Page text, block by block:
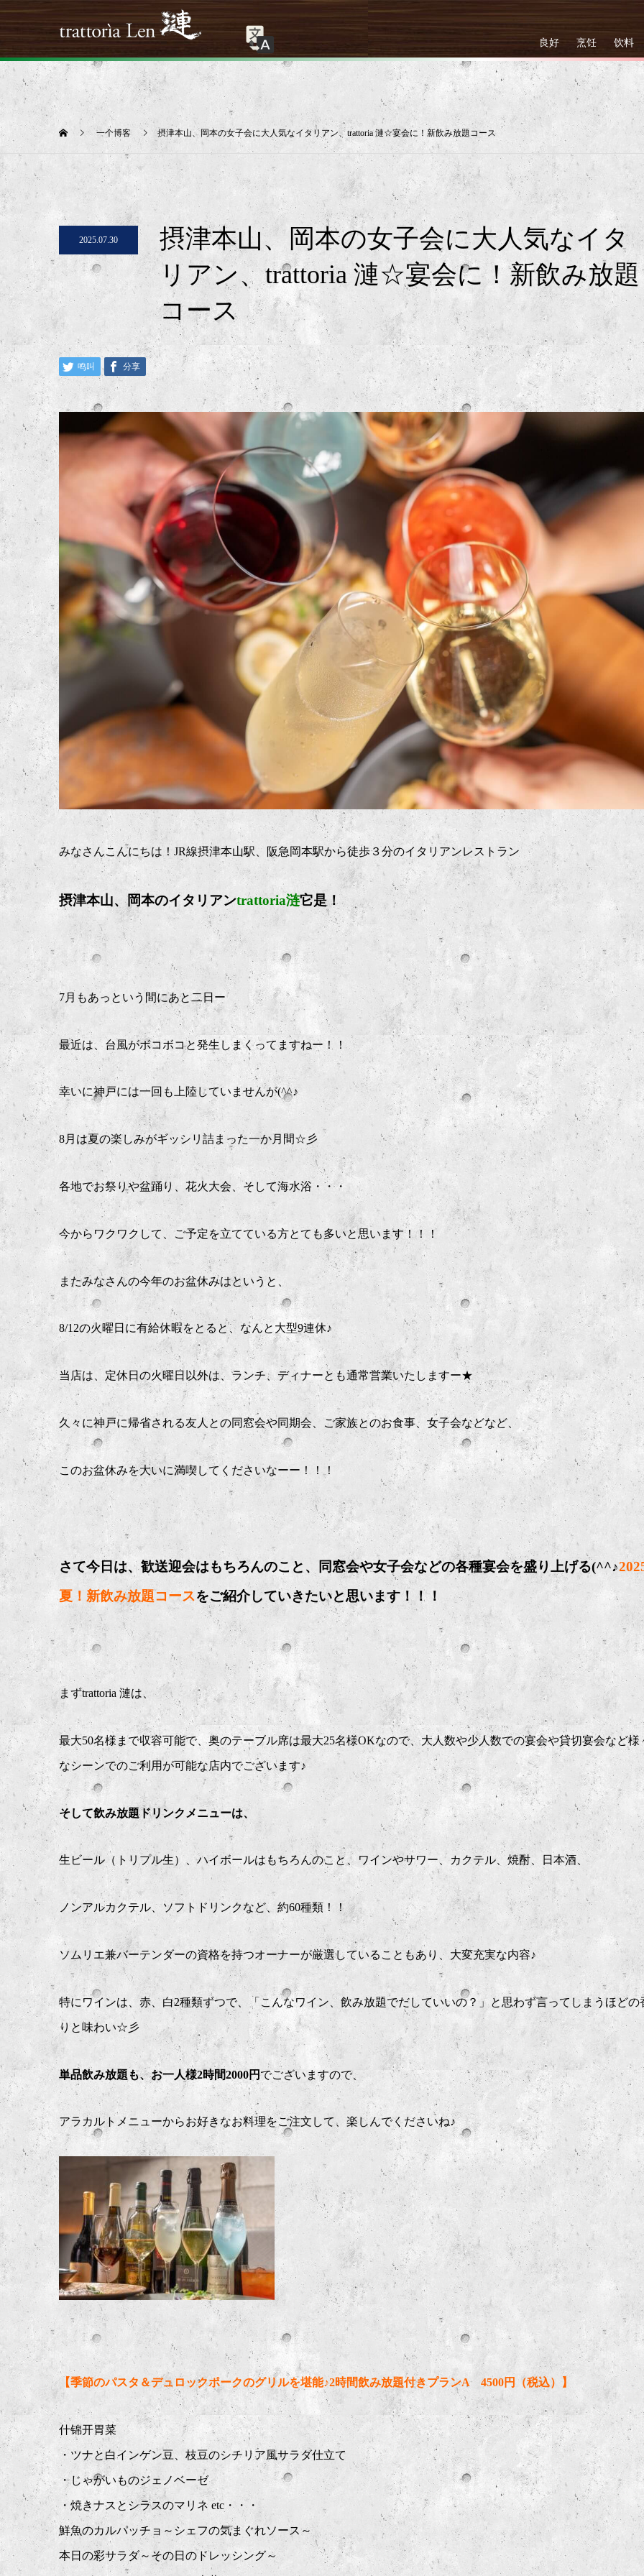
良好 烹饪 饮料
一个博客 摂津本山、岡本の女子会に大人気なイタリアン、trattoria 漣☆宴会に！新飲み放題コース
2025.07.30
摂津本山、岡本の女子会に大人気なイタ
リアン、trattoria 漣☆宴会に！新飲み放題
コース
鸣叫 分享
みなさんこんにちは！JR線摂津本山駅、阪急岡本駅から徒歩３分のイタリアンレストラン
摂津本山、岡本のイタリアンtrattoria涟它是！
7月もあっという間にあと二日ー
最近は、台風がボコボコと発生しまくってますねー！！
幸いに神戸には一回も上陸していませんが(^^♪
8月は夏の楽しみがギッシリ詰まった一か月間☆彡
各地でお祭りや盆踊り、花火大会、そして海水浴・・・
今からワクワクして、ご予定を立てている方とても多いと思います！！！
またみなさんの今年のお盆休みはというと、
8/12の火曜日に有給休暇をとると、なんと大型9連休♪
当店は、定休日の火曜日以外は、ランチ、ディナーとも通常営業いたしますー★
久々に神戸に帰省される友人との同窓会や同期会、ご家族とのお食事、女子会などなど、
このお盆休みを大いに満喫してくださいなーー！！！
さて今日は、歓送迎会はもちろんのこと、同窓会や女子会などの各種宴会を盛り上げる(^^♪
夏！新飲み放題コースをご紹介していきたいと思います！！！
まずtrattoria 漣は、
最大50名様まで収容可能で、奥のテーブル席は最大25名様OKなので、大人数や少人数での宴会や貸切宴会など様
なシーンでのご利用が可能な店内でございます♪
そして飲み放題ドリンクメニューは、
生ビール（トリプル生）、ハイボールはもちろんのこと、ワインやサワー、カクテル、焼酎、日本酒、
ノンアルカクテル、ソフトドリンクなど、約60種類！！
ソムリエ兼バーテンダーの資格を持つオーナーが厳選していることもあり、大変充実な内容♪
特にワインは、赤、白2種類ずつで、「こんなワイン、飲み放題でだしていいの？」と思わず言ってしまうほどの
りと味わい☆彡
単品飲み放題も、お一人様2時間2000円でございますので、
アラカルトメニューからお好きなお料理をご注文して、楽しんでくださいね♪
【季節のパスタ＆デュロックポークのグリルを堪能♪2時間飲み放題付きプランA 4500円（税込）】
什锦开胃菜
・ツナと白インゲン豆、枝豆のシチリア風サラダ仕立て
・じゃがいものジェノベーゼ
・焼きナスとシラスのマリネ etc・・・
鮮魚のカルパッチョ～シェフの気まぐれソース～
本日の彩サラダ～その日のドレッシング～